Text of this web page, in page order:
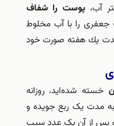
پوست را شفاف
را با آب مخلوط
هفته صورت خود
روزانه
یک ربع جویده و
آن یک عدد سیب